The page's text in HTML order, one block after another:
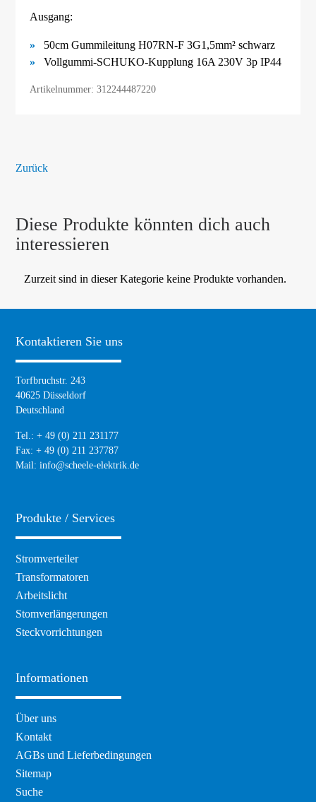
Ausgang:
50cm Gummileitung H07RN-F 3G1,5mm² schwarz
Vollgummi-SCHUKO-Kupplung 16A 230V 3p IP44
Artikelnummer: 312244487220
Zurück
Diese Produkte könnten dich auch
interessieren
Zurzeit sind in dieser Kategorie keine Produkte vorhanden.
Kontaktieren Sie uns
Torfbruchstr. 243
40625 Düsseldorf
Deutschland
Tel.: + 49 (0) 211 231177
Fax: + 49 (0) 211 237787
Mail:info@scheele-elektrik.de
Produkte / Services
Navigation
überspringen
Stromverteiler
Transformatoren
Arbeitslicht
Stomverlängerungen
Steckvorrichtungen
Informationen
Navigation
überspringen
Über uns
Kontakt
AGBs und Lieferbedingungen
Sitemap
Suche